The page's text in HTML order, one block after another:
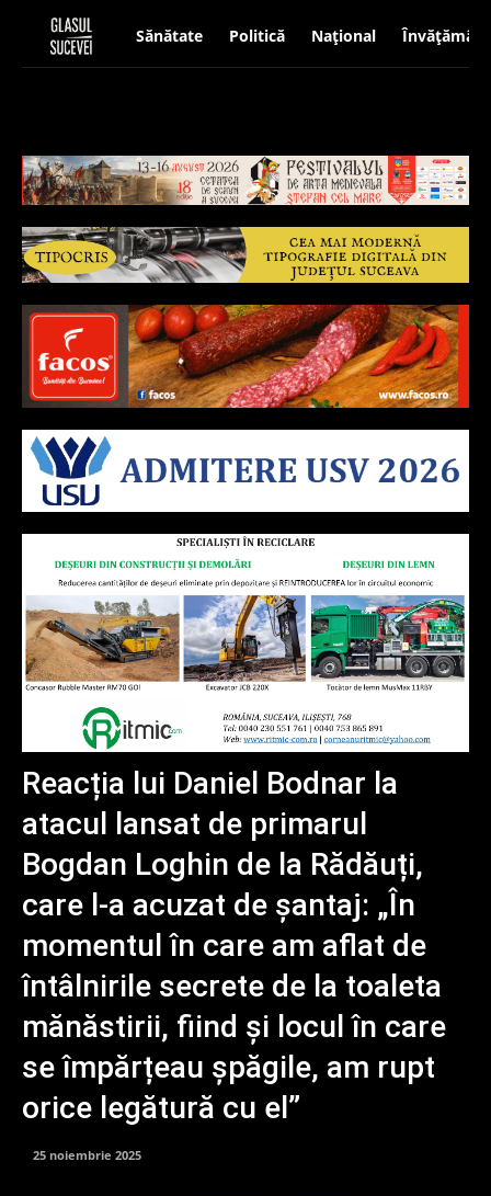
Sănătate Politică Național Învățământ
Reacția lui Daniel Bodnar la
atacul lansat de primarul
Bogdan Loghin de la Rădăuți,
care l-a acuzat de șantaj: „În
momentul în care am aflat de
întâlnirile secrete de la toaleta
mănăstirii, fiind și locul în care
se împărțeau șpăgile, am rupt
orice legătură cu el”
25 noiembrie 2025